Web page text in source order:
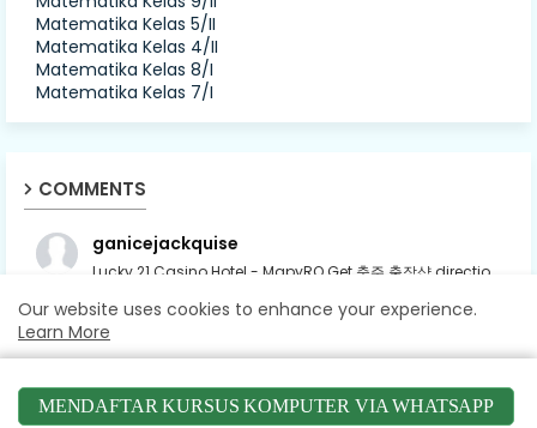
MENDAFTAR KURSUS KOMPUTER VIA WHATSAPP
Matematika Kelas 5/II
Matematika Kelas 4/II
Matematika Kelas 8/I
Matematika Kelas 7/I
COMMENTS
ganicejackquise
Lucky 21 Casino Hotel - MapyRO Get 충주 출장샵 directio...
harish sharma
Ada Banyak program Akunting di dunia ini, terutama...
parvina
Our website uses cookies to enhance your experience.
Learn More
Accept !